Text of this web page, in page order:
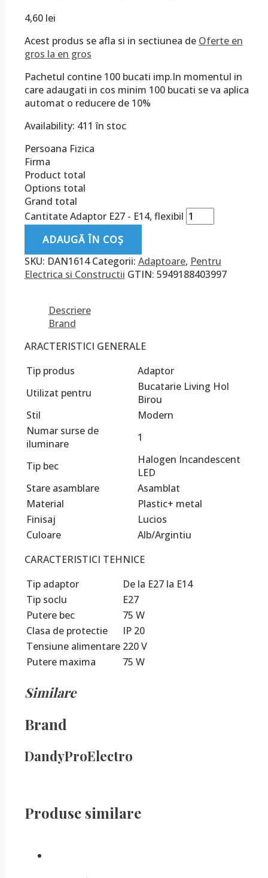
4,60 lei
Acest produs se afla si in sectiunea de Oferte en
gros la en gros
Pachetul contine 100 bucati imp.In momentul in
care adaugati in cos minim 100 bucati se va aplica
automat o reducere de 10%
Availability: 411 în stoc
Persoana Fizica
Firma
Product total
Options total
Grand total
Cantitate Adaptor E27 - E14, flexibil
ADAUGĂ ÎN COȘ
SKU: DAN1614 Categorii: Adaptoare, Pentru
Electrica si Constructii GTIN: 5949188403997
Descriere
Brand
ARACTERISTICI GENERALE
Tip produs
Adaptor
Utilizat pentru
Bucatarie Living Hol
Birou
Stil
Modern
Numar surse de
iluminare
1
Tip bec
Halogen Incandescent
LED
Stare asamblare
Asamblat
Material
Plastic+ metal
Finisaj
Lucios
Culoare
Alb/Argintiu
CARACTERISTICI TEHNICE
Tip adaptor
De la E27 la E14
Tip soclu
E27
Putere bec
75 W
Clasa de protectie
IP 20
Tensiune alimentare 220 V
Putere maxima
75 W
Similare
Brand
DandyProElectro
Produse similare